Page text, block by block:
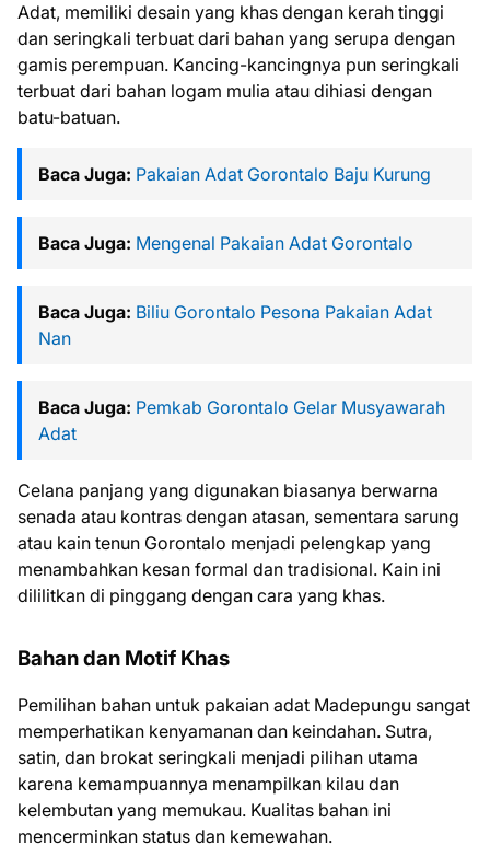
Adat, memiliki desain yang khas dengan kerah tinggi
dan seringkali terbuat dari bahan yang serupa dengan
gamis perempuan. Kancing-kancingnya pun seringkali
terbuat dari bahan logam mulia atau dihiasi dengan
batu-batuan.
Baca Juga: Pakaian Adat Gorontalo Baju Kurung
Baca Juga: Mengenal Pakaian Adat Gorontalo
Baca Juga: Biliu Gorontalo Pesona Pakaian Adat
Nan
Baca Juga: Pemkab Gorontalo Gelar Musyawarah
Adat
Celana panjang yang digunakan biasanya berwarna
senada atau kontras dengan atasan, sementara sarung
atau kain tenun Gorontalo menjadi pelengkap yang
menambahkan kesan formal dan tradisional. Kain ini
dililitkan di pinggang dengan cara yang khas.
Bahan dan Motif Khas
Pemilihan bahan untuk pakaian adat Madepungu sangat
memperhatikan kenyamanan dan keindahan. Sutra,
satin, dan brokat seringkali menjadi pilihan utama
karena kemampuannya menampilkan kilau dan
kelembutan yang memukau. Kualitas bahan ini
mencerminkan status dan kemewahan.